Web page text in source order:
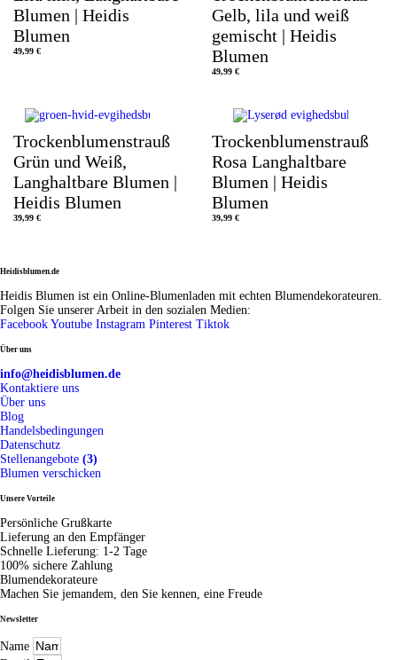
€
Blumen | Heidis
Blumen
49,99 €
Gelb, lila und weiß
gemischt | Heidis
Blumen
49,99 €
Trockenblumenstrauß
Grün und Weiß,
Langhaltbare Blumen |
Heidis Blumen
39,99 €
Trockenblumenstrauß
Rosa Langhaltbare
Blumen | Heidis
Blumen
39,99 €
Heidisblumen.de
Heidis Blumen ist ein Online-Blumenladen mit echten Blumendekorateuren.
Folgen Sie unserer Arbeit in den sozialen Medien:
Facebook Youtube Instagram Pinterest Tiktok
Über uns
info@heidisblumen.de
Kontaktiere uns
Über uns
Blog
Handelsbedingungen
Datenschutz
Stellenangebote (3)
Blumen verschicken
Unsere Vorteile
Persönliche Grußkarte
Lieferung an den Empfänger
Schnelle Lieferung: 1-2 Tage
100% sichere Zahlung
Blumendekorateure
Machen Sie jemandem, den Sie kennen, eine Freude
Newsletter
Name